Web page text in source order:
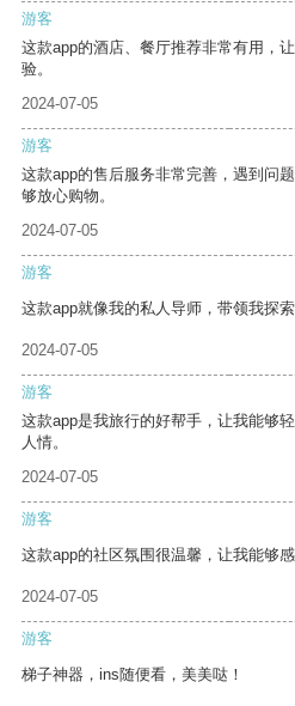
游客
这款app的酒店、餐厅推荐非常有用，
验。
2024-07-05
游客
这款app的售后服务非常完善，遇到问
够放心购物。
2024-07-05
游客
这款app就像我的私人导师，带领我探索
2024-07-05
游客
这款app是我旅行的好帮手，让我能够
人情。
2024-07-05
游客
这款app的社区氛围很温馨，让我能够感
2024-07-05
游客
梯子神器，ins随便看，美美哒！